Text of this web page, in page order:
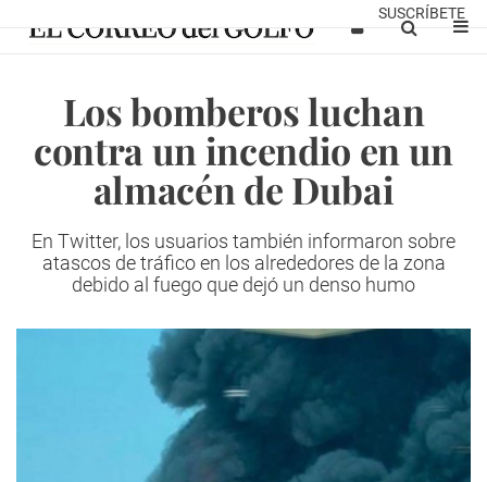
SUSCRÍBETE
Los bomberos luchan
contra un incendio en un
almacén de Dubai
En Twitter, los usuarios también informaron sobre
atascos de tráfico en los alrededores de la zona
debido al fuego que dejó un denso humo